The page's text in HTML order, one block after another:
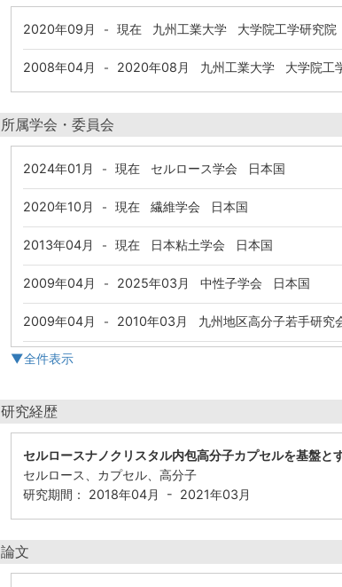
2020年09月 - 現在 九州工業大学 大学院工学研究
2008年04月 - 2020年08月 九州工業大学 大学院
所属学会・委員会
2024年01月 - 現在 セルロース学会 日本国
2020年10月 - 現在 繊維学会 日本国
2013年04月 - 現在 日本粘土学会 日本国
2009年04月 - 2025年03月 中性子学会 日本国
2009年04月 - 2010年03月 九州地区高分子若手研
▼全件表示
研究経歴
セルロースナノクリスタル内包高分子カプセルを基盤と
セルロース、カプセル、高分子
研究期間： 2018年04月 - 2021年03月
論文